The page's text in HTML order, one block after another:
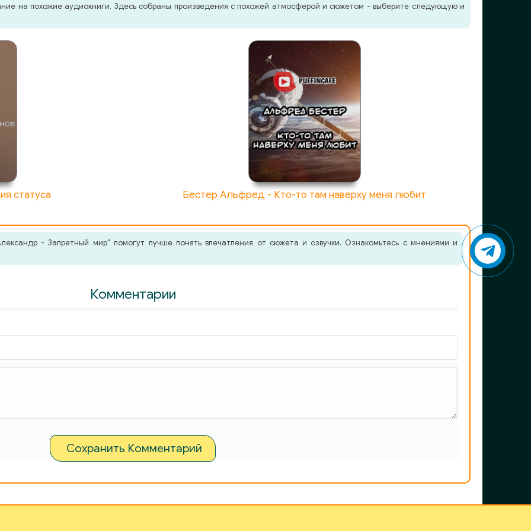
на похожие аудиокниги. Здесь собраны произведения с похожей атмосферой и сюжетом - выберите следующую и
статуса Бестер Альфред - Кто-то там наверху меня любит
- Запретный мир" помогут лучше понять впечатления от сюжета и озвучки. Ознакомьтесь с мнениями и
Комментарии
Сохранить Комментарий